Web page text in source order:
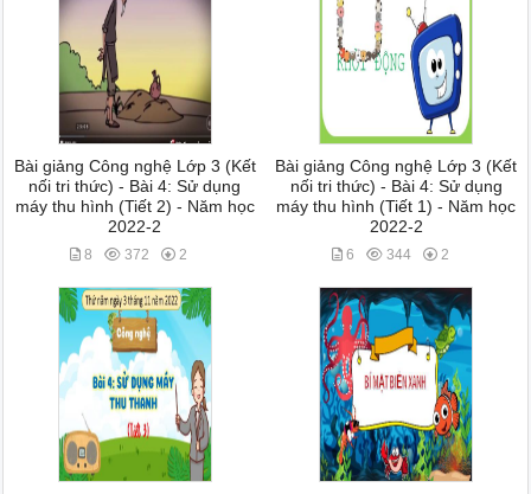
Bài giảng Công nghệ Lớp 3 (Kết
nối tri thức) - Bài 4: Sử dụng
máy thu hình (Tiết 2) - Năm học
2022-2
8 372 2
Bài giảng Công nghệ Lớp 3 (Kết
nối tri thức) - Bài 4: Sử dụng
máy thu hình (Tiết 1) - Năm học
2022-2
6 344 2